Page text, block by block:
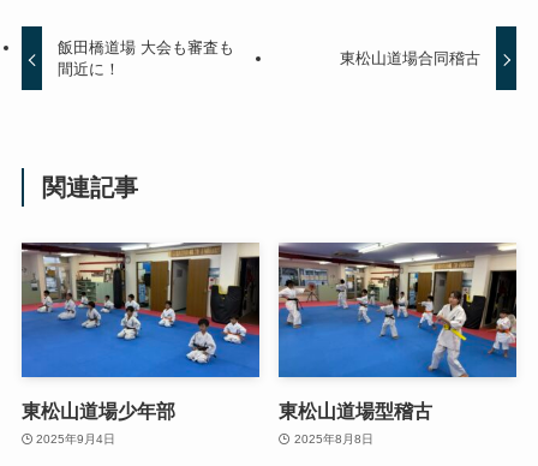
飯田橋道場 大会も審査も
間近に！
東松山道場合同稽古
関連記事
東松山道場少年部
2025年9月4日
東松山道場型稽古
2025年8月8日